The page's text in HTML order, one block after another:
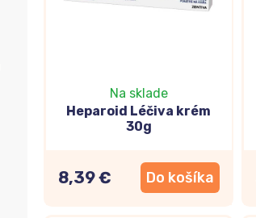
Na sklade
Heparoid Léčiva krém
30g
8,39 € Do košíka